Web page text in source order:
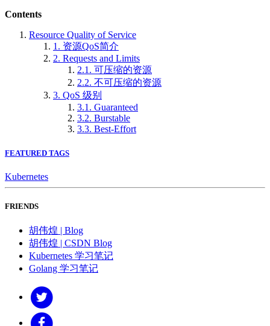
Contents
Resource Quality of Service
1. 资源QoS简介
2. Requests and Limits
2.1. 可压缩的资源
2.2. 不可压缩的资源
3. QoS 级别
3.1. Guaranteed
3.2. Burstable
3.3. Best-Effort
FEATURED TAGS
Kubernetes
FRIENDS
胡伟煌 | Blog
胡伟煌 | CSDN Blog
Kubernetes 学习笔记
Golang 学习笔记